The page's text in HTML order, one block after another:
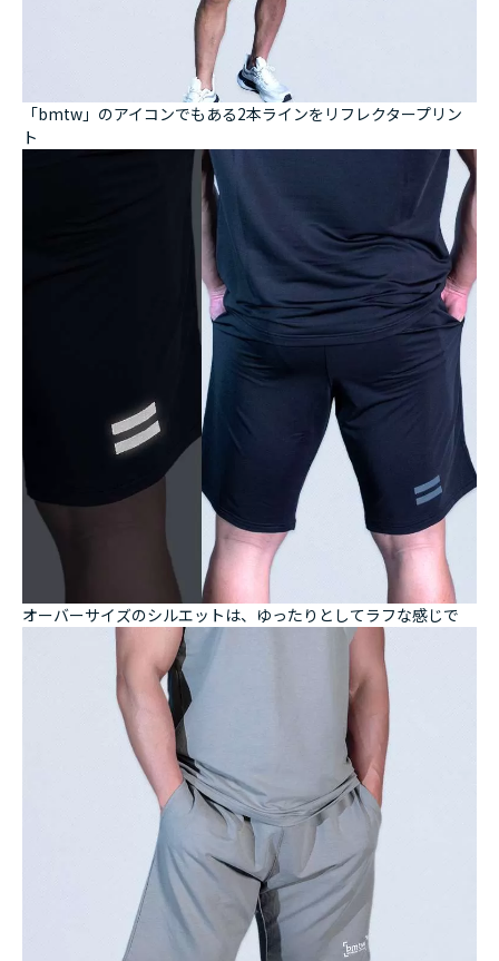
「bmtw」のアイコンでもある2本ラインをリフレクタープリン
ト
オーバーサイズのシルエットは、ゆったりとしてラフな感じで